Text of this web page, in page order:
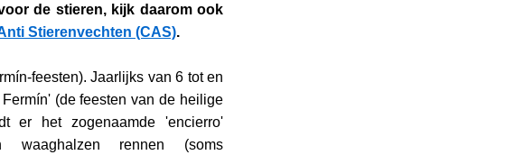
de stieren, kijk daarom ook
Stierenvechten (CAS).
feesten). Jaarlijks van 6 tot en
(de feesten van de heilige
er het zogenaamde 'encierro'
waaghalzen rennen (soms